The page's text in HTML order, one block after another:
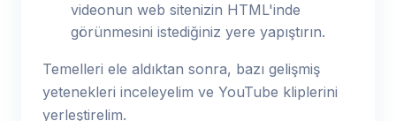
videonun web sitenizin HTML'inde
görünmesini istediğiniz yere yapıştırın.
Temelleri ele aldıktan sonra, bazı gelişmiş
yetenekleri inceleyelim ve YouTube kliplerini
yerleştirelim.